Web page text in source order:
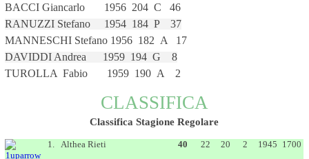
BACCI Giancarlo 1956 204 C 46
RANUZZI Stefano 1954 184 P 37
MANNESCHI Stefano 1956 182 A 17
DAVIDDI Andrea 1959 194 G 8
TUROLLA Fabio 1959 190 A 2
CLASSIFICA
Classifica Stagione Regolare
1.
Althea Rieti 40 22 20 2 1945 1700